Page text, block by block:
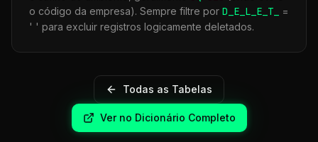
o código da empresa). Sempre filtre por D_E_L_E_T_
=
' ' para excluir registros logicamente deletados.
Todas as Tabelas
Ver no Dicionário Completo